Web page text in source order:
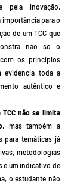
pela inovação,
importância para o
de um TCC que
não só o
os princípios
evidencia toda a
autêntico e
não se limita
, mas também a
para temáticas já
metodologias
é um indicativo de
o estudante não